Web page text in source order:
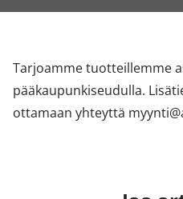
Tarjoamme tuotteillemme
pääkaupunkiseudulla.
ottamaan yhteyttä